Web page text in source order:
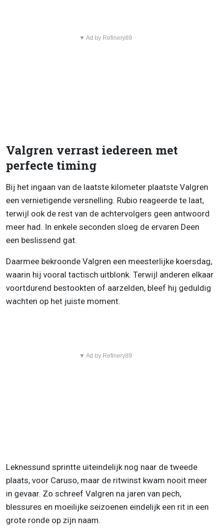
▼ Ad by Refinery89
Valgren verrast iedereen met
perfecte timing
Bij het ingaan van de laatste kilometer plaatste Valgren
een vernietigende versnelling. Rubio reageerde te laat,
terwijl ook de rest van de achtervolgers geen antwoord
meer had. In enkele seconden sloeg de ervaren Deen
een beslissend gat.
Daarmee bekroonde Valgren een meesterlijke koersdag,
waarin hij vooral tactisch uitblonk. Terwijl anderen elkaar
voortdurend bestookten of aarzelden, bleef hij geduldig
wachten op het juiste moment.
▼ Ad by Refinery89
Leknessund sprintte uiteindelijk nog naar de tweede
plaats, voor Caruso, maar de ritwinst kwam nooit meer
in gevaar. Zo schreef Valgren na jaren van pech,
blessures en moeilijke seizoenen eindelijk een rit in een
grote ronde op zijn naam.